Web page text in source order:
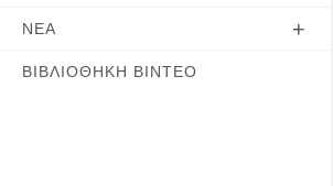
ΝΈΑ
ΒΙΒΛΙΟΘΉΚΗ ΒΊΝΤΕΟ